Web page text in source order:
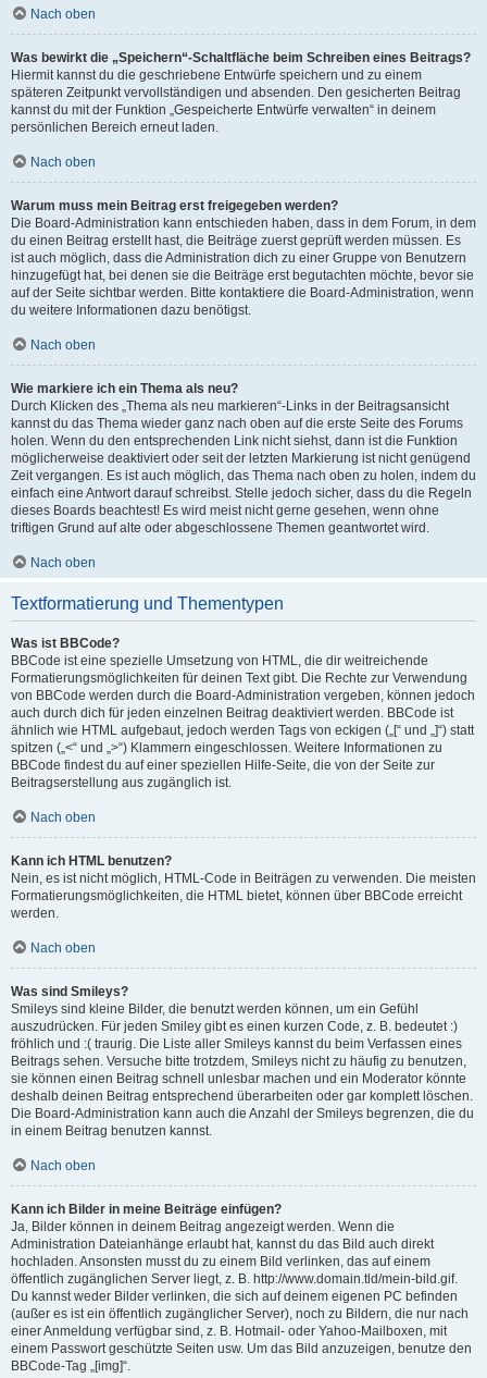
Nach oben
Was bewirkt die „Speichern“-Schaltfläche beim Schreiben eines Beitrags?
Hiermit kannst du die geschriebene Entwürfe speichern und zu einem
späteren Zeitpunkt vervollständigen und absenden. Den gesicherten Beitrag
kannst du mit der Funktion „Gespeicherte Entwürfe verwalten“ in deinem
persönlichen Bereich erneut laden.
Nach oben
Warum muss mein Beitrag erst freigegeben werden?
Die Board-Administration kann entschieden haben, dass in dem Forum, in dem
du einen Beitrag erstellt hast, die Beiträge zuerst geprüft werden müssen. Es
ist auch möglich, dass die Administration dich zu einer Gruppe von Benutzern
hinzugefügt hat, bei denen sie die Beiträge erst begutachten möchte, bevor sie
auf der Seite sichtbar werden. Bitte kontaktiere die Board-Administration, wenn
du weitere Informationen dazu benötigst.
Nach oben
Wie markiere ich ein Thema als neu?
Durch Klicken des „Thema als neu markieren“-Links in der Beitragsansicht
kannst du das Thema wieder ganz nach oben auf die erste Seite des Forums
holen. Wenn du den entsprechenden Link nicht siehst, dann ist die Funktion
möglicherweise deaktiviert oder seit der letzten Markierung ist nicht genügend
Zeit vergangen. Es ist auch möglich, das Thema nach oben zu holen, indem du
einfach eine Antwort darauf schreibst. Stelle jedoch sicher, dass du die Regeln
dieses Boards beachtest! Es wird meist nicht gerne gesehen, wenn ohne
triftigen Grund auf alte oder abgeschlossene Themen geantwortet wird.
Nach oben
Textformatierung und Thementypen
Was ist BBCode?
BBCode ist eine spezielle Umsetzung von HTML, die dir weitreichende
Formatierungsmöglichkeiten für deinen Text gibt. Die Rechte zur Verwendung
von BBCode werden durch die Board-Administration vergeben, können jedoch
auch durch dich für jeden einzelnen Beitrag deaktiviert werden. BBCode ist
ähnlich wie HTML aufgebaut, jedoch werden Tags von eckigen („[“ und „]“) statt
spitzen („<“ und „>“) Klammern eingeschlossen. Weitere Informationen zu
BBCode findest du auf einer speziellen Hilfe-Seite, die von der Seite zur
Beitragserstellung aus zugänglich ist.
Nach oben
Kann ich HTML benutzen?
Nein, es ist nicht möglich, HTML-Code in Beiträgen zu verwenden. Die meisten
Formatierungsmöglichkeiten, die HTML bietet, können über BBCode erreicht
werden.
Nach oben
Was sind Smileys?
Smileys sind kleine Bilder, die benutzt werden können, um ein Gefühl
auszudrücken. Für jeden Smiley gibt es einen kurzen Code, z. B. bedeutet :)
fröhlich und :( traurig. Die Liste aller Smileys kannst du beim Verfassen eines
Beitrags sehen. Versuche bitte trotzdem, Smileys nicht zu häufig zu benutzen,
sie können einen Beitrag schnell unlesbar machen und ein Moderator könnte
deshalb deinen Beitrag entsprechend überarbeiten oder gar komplett löschen.
Die Board-Administration kann auch die Anzahl der Smileys begrenzen, die du
in einem Beitrag benutzen kannst.
Nach oben
Kann ich Bilder in meine Beiträge einfügen?
Ja, Bilder können in deinem Beitrag angezeigt werden. Wenn die
Administration Dateianhänge erlaubt hat, kannst du das Bild auch direkt
hochladen. Ansonsten musst du zu einem Bild verlinken, das auf einem
öffentlich zugänglichen Server liegt, z. B. http://www.domain.tld/mein-bild.gif.
Du kannst weder Bilder verlinken, die sich auf deinem eigenen PC befinden
(außer es ist ein öffentlich zugänglicher Server), noch zu Bildern, die nur nach
einer Anmeldung verfügbar sind, z. B. Hotmail- oder Yahoo-Mailboxen, mit
einem Passwort geschützte Seiten usw. Um das Bild anzuzeigen, benutze den
BBCode-Tag „[img]“.